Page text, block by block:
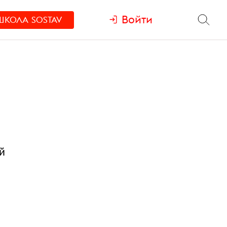
SOSTAV Войти